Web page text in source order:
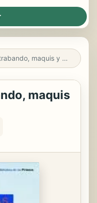
Espías, contrabando, maquis y evasión
maquis